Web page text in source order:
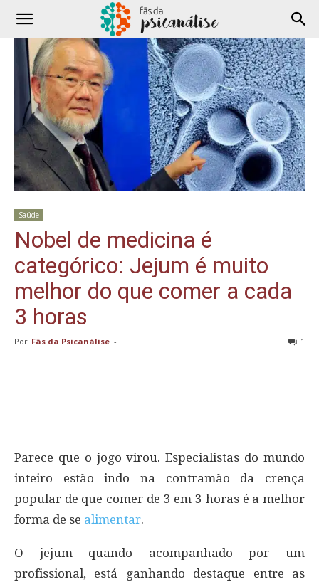
Saúde
Nobel de medicina é
categórico: Jejum é muito
melhor do que comer a cada
3 horas
Por Fãs da Psicanálise - 1
Parece que o jogo virou. Especialistas do mundo
inteiro estão indo na contramão da crença
popular de que comer de 3 em 3 horas é a melhor
forma de se alimentar.
O jejum quando acompanhado por um
profissional, está ganhando destaque entre as